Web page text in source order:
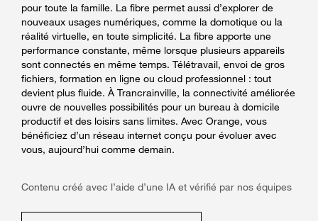
pour toute la famille. La fibre permet aussi d’explorer de
nouveaux usages numériques, comme la domotique ou la
réalité virtuelle, en toute simplicité. La fibre apporte une
performance constante, même lorsque plusieurs appareils
sont connectés en même temps. Télétravail, envoi de gros
fichiers, formation en ligne ou cloud professionnel : tout
devient plus fluide. À Trancrainville, la connectivité améliorée
ouvre de nouvelles possibilités pour un bureau à domicile
productif et des loisirs sans limites. Avec Orange, vous
bénéficiez d’un réseau internet conçu pour évoluer avec
vous, aujourd’hui comme demain.
Contenu créé avec l’aide d’une IA et vérifié par nos équipes